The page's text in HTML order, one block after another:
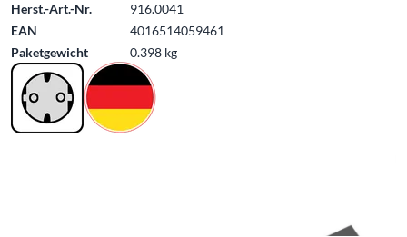
Herst.-Art.-Nr.
916.0041
EAN
4016514059461
Paketgewicht
0.398 kg